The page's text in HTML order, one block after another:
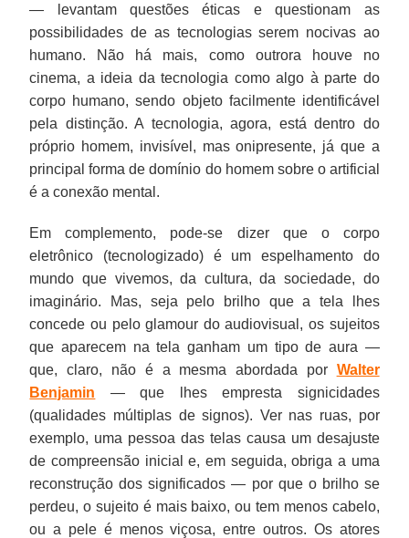
— levantam questões éticas e questionam as
possibilidades de as tecnologias serem nocivas ao
humano. Não há mais, como outrora houve no
cinema, a ideia da tecnologia como algo à parte do
corpo humano, sendo objeto facilmente identificável
pela distinção. A tecnologia, agora, está dentro do
próprio homem, invisível, mas onipresente, já que a
principal forma de domínio do homem sobre o artificial
é a conexão mental.
Em complemento, pode-se dizer que o corpo
eletrônico (tecnologizado) é um espelhamento do
mundo que vivemos, da cultura, da sociedade, do
imaginário. Mas, seja pelo brilho que a tela lhes
concede ou pelo glamour do audiovisual, os sujeitos
que aparecem na tela ganham um tipo de aura —
que, claro, não é a mesma abordada por Walter
Benjamin — que lhes empresta signicidades
(qualidades múltiplas de signos). Ver nas ruas, por
exemplo, uma pessoa das telas causa um desajuste
de compreensão inicial e, em seguida, obriga a uma
reconstrução dos significados — por que o brilho se
perdeu, o sujeito é mais baixo, ou tem menos cabelo,
ou a pele é menos viçosa, entre outros. Os atores